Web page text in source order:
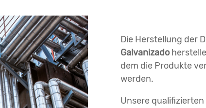
Die Herstellung der
Galvanizado
dem die Produkte
werden.
Unsere